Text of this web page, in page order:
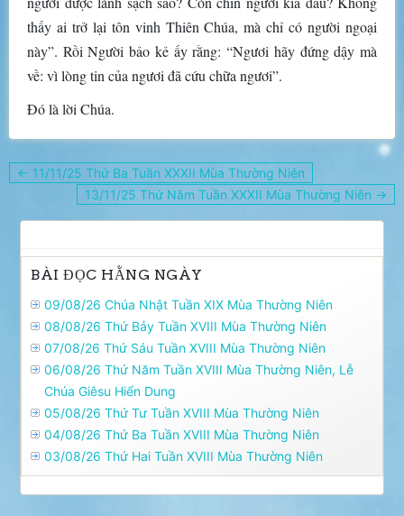
thấy ai trở lại tôn vinh Thiên Chúa, mà chỉ có người ngoại
này”. Rồi Người bảo kẻ ấy rằng: “Ngươi hãy đứng dậy mà
về: vì lòng tin của ngươi đã cứu chữa ngươi”.
Ðó là lời Chúa.
Điều
hướng
viết
← 11/11/25 Thứ Ba Tuần XXXII Mùa Thường Niên
13/11/25 Thứ Năm Tuần XXXII Mùa Thường Niên →
BÀI ĐỌC HẰNG NGÀY
09/08/26 Chúa Nhật Tuần XIX Mùa Thường Niên
08/08/26 Thứ Bảy Tuần XVIII Mùa Thường Niên
07/08/26 Thứ Sáu Tuần XVIII Mùa Thường Niên
06/08/26 Thứ Năm Tuần XVIII Mùa Thường Niên, Lễ
Chúa Giêsu Hiển Dung
05/08/26 Thứ Tư Tuần XVIII Mùa Thường Niên
04/08/26 Thứ Ba Tuần XVIII Mùa Thường Niên
03/08/26 Thứ Hai Tuần XVIII Mùa Thường Niên